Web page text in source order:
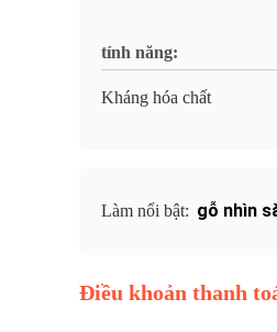
tính năng:
Kháng hóa chất
Làm nổi bật: gỗ nhìn
Điều khoản thanh